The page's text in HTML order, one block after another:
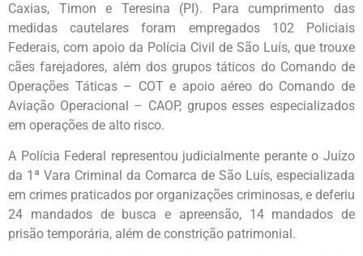
Caxias, Timon e Teresina (PI). Para cumprimento das
medidas cautelares foram empregados 102 Policiais
Federais, com apoio da Polícia Civil de São Luís, que trouxe
cães farejadores, além dos grupos táticos do Comando de
Operações Táticas – COT e apoio aéreo do Comando de
Aviação Operacional – CAOP, grupos esses especializados
em operações de alto risco.
A Polícia Federal representou judicialmente perante o Juízo
da 1ª Vara Criminal da Comarca de São Luís, especializada
em crimes praticados por organizações criminosas, e deferiu
24 mandados de busca e apreensão, 14 mandados de
prisão temporária, além de constrição patrimonial.